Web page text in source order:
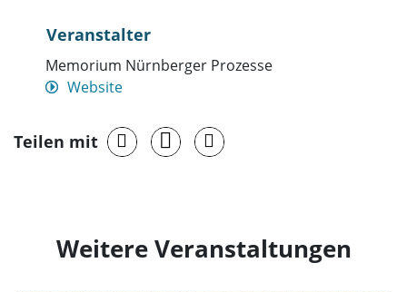
Veranstalter
Memorium Nürnberger Prozesse
Website
Teilen mit
Weitere Veranstaltungen